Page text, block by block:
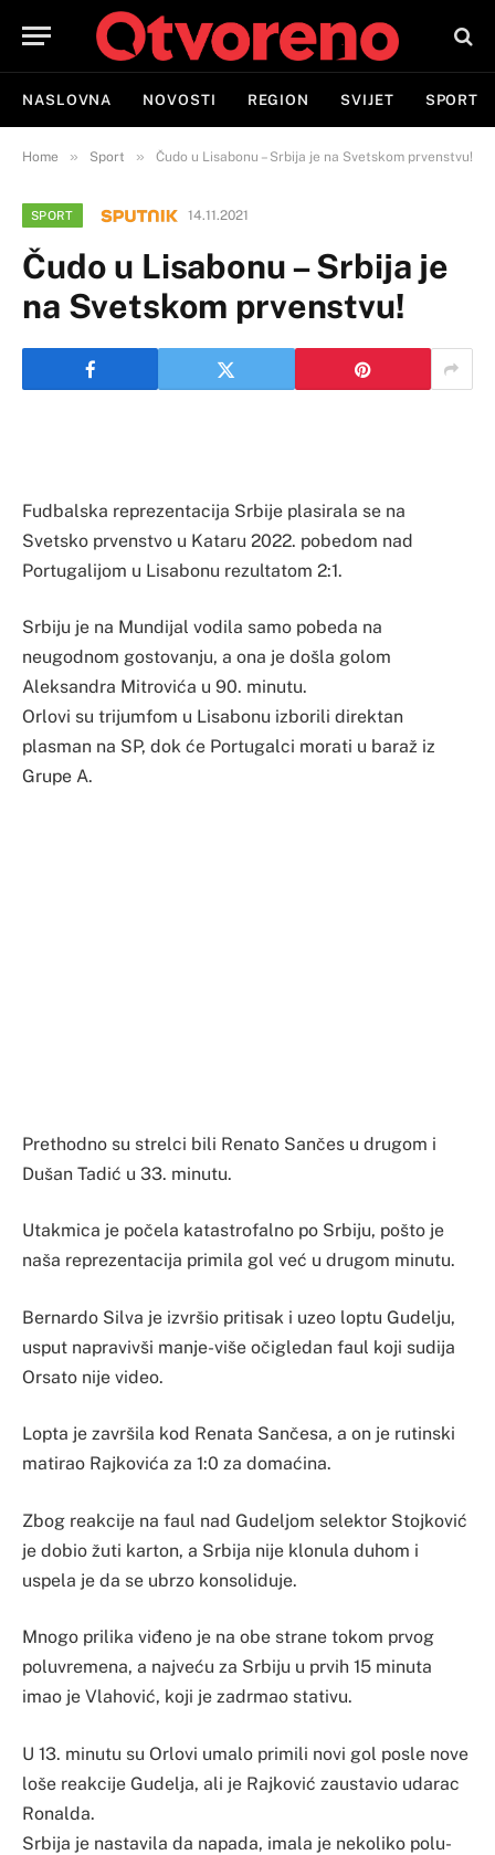
NASLOVNA NOVOSTI REGION SVIJET SPORT
Home » Sport » Čudo u Lisabonu – Srbija je na Svetskom prvenstvu!
SPORT 14.11.2021
Čudo u Lisabonu – Srbija je
na Svetskom prvenstvu!
Fudbalska reprezentacija Srbije plasirala se na
Svetsko prvenstvo u Kataru 2022. pobedom nad
Portugalijom u Lisabonu rezultatom 2:1.
Srbiju je na Mundijal vodila samo pobeda na
neugodnom gostovanju, a ona je došla golom
Aleksandra Mitrovića u 90. minutu.
Orlovi su trijumfom u Lisabonu izborili direktan
plasman na SP, dok će Portugalci morati u baraž iz
Grupe A.
Prethodno su strelci bili Renato Sančes u drugom i
Dušan Tadić u 33. minutu.
Utakmica je počela katastrofalno po Srbiju, pošto je
naša reprezentacija primila gol već u drugom minutu.
Bernardo Silva je izvršio pritisak i uzeo loptu Gudelju,
usput napravivši manje-više očigledan faul koji sudija
Orsato nije video.
Lopta je završila kod Renata Sančesa, a on je rutinski
matirao Rajkovića za 1:0 za domaćina.
Zbog reakcije na faul nad Gudeljom selektor Stojković
je dobio žuti karton, a Srbija nije klonula duhom i
uspela je da se ubrzo konsoliduje.
Mnogo prilika viđeno je na obe strane tokom prvog
poluvremena, a najveću za Srbiju u prvih 15 minuta
imao je Vlahović, koji je zadrmao stativu.
U 13. minutu su Orlovi umalo primili novi gol posle nove
loše reakcije Gudelja, ali je Rajković zaustavio udarac
Ronalda.
Srbija je nastavila da napada, imala je nekoliko polu-